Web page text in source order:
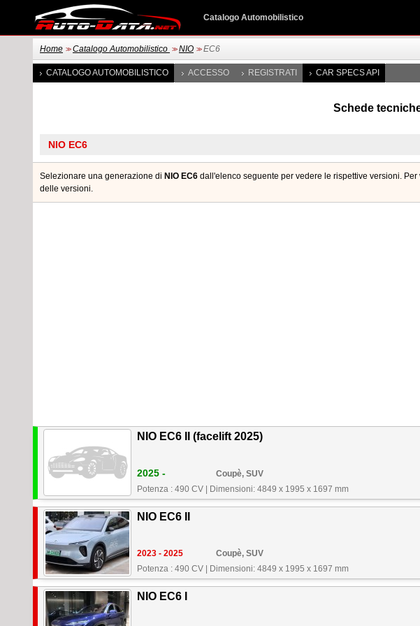
Catalogo Automobilistico
Home >> Catalogo Automobilistico >> NIO >> EC6
CATALOGO AUTOMOBILISTICO ACCESSO REGISTRATI CAR SPECS API
Schede
Selezionare una generazione di NIO EC6 dall'elenco seguente per vedere le rispettive versioni.
delle versioni.
NIO EC6 II (facelift 2025)
2025 -
Coupè, SUV
Potenza : 490 CV
Dimensioni: 4849 x 1995 x 1697 mm
NIO EC6 II
2023 - 2025
Coupè, SUV
Potenza : 490 CV
Dimensioni: 4849 x 1995 x 1697 mm
NIO EC6 I